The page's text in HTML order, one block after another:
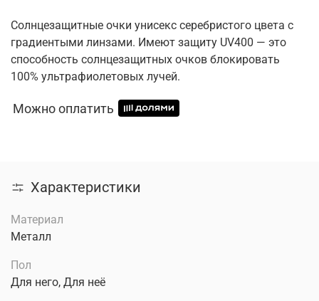
Солнцезащитные очки унисекс серебристого цвета с
градиентыми линзами. Имеют защиту UV400 — это
способность солнцезащитных очков блокировать
100% ультрафиолетовых лучей.
Можно оплатить
Характеристики
Материал
Металл
Пол
Для него, Для неё